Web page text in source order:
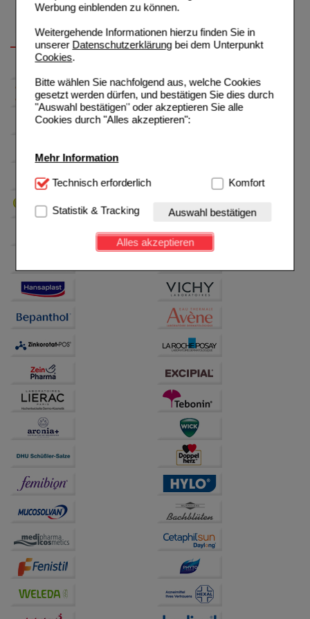
Werbung einblenden zu können.
Weitergehende Informationen hierzu finden Sie in
unserer Datenschutzerklärungbei dem Unterpunkt
Cookies.
Bitte wählen Sie nachfolgend aus, welche Cookies
gesetzt werden dürfen, und bestätigen Sie dies durch
"Auswahl bestätigen" oder akzeptieren Sie alle
Cookies durch "Alles akzeptieren":
Mehr Information
Technisch Notwendig:Hierbei handelt es sich um
Website notwendig sind (z.B. Navigation, Warenkorb,
Kundenkonto), weshalb auf diese nicht verzichtet
werden kann.
Einkaufserlebnis noch ansprechender zu gestalten,
beispielsweise für die Wiedererkennung des
Besuchers oder unsere Seite an bevorzugte
Verhaltensweisen (z.B. Spracheinstellung)
anzupassen. Komfort-Cookies ermöglichen es uns
anzuzeigen und unser Partnerprogramm zu
Statistik & Tracking:
Informationen über die Art und Weise der Nutzung
unserer Website sammeln, mit deren Hilfe wir unsere
Website weiter für Sie optimieren können, den Inhalt
auf unserer Website aber auch die Werbung auf
Drittseiten möglichst relevant für Sie zu gestalten.
Bitte beachten Sie, dass Daten hierfür teilweise an
Dritte wie z.B. Google oder soziale Medien
übertragen werden.
Technisch erforderlich Komfort
Statistik & Tracking Auswahl bestätigen
Alles akzeptieren